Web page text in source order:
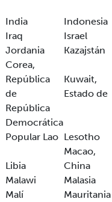
India
Indonesia
Iraq
Israel
Jordania Kazajstán
Corea,
República
de
Kuwait,
Estado de
República
Democrática
Popular Lao Lesotho
Libia
Macao,
China
Malawi
Malasia
Malí Mauritania